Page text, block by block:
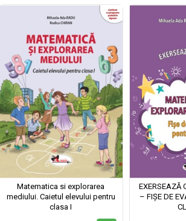
Matematica si explorarea
mediului. Caietul elevului pentru
clasa I
EXERSEAZĂ
– FIȘE DE